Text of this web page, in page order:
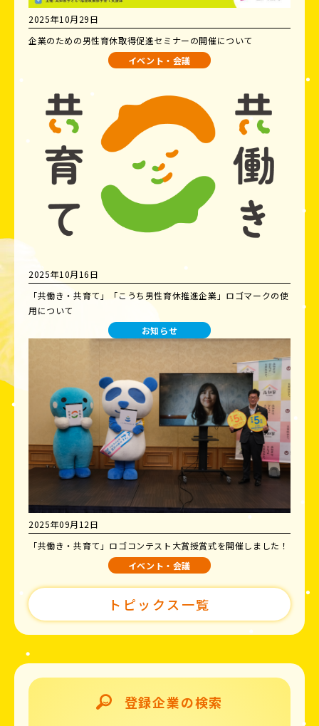
2025年10月29日
企業のための男性育休取得促進セミナーの開催について
イベント・会議
2025年10月16日
「共働き・共育て」「こうち男性育休推進企業」ロゴマークの使
用について
お知らせ
2025年09月12日
「共働き・共育て」ロゴコンテスト大賞授賞式を開催しました！
イベント・会議
トピックス一覧
登録企業の検索